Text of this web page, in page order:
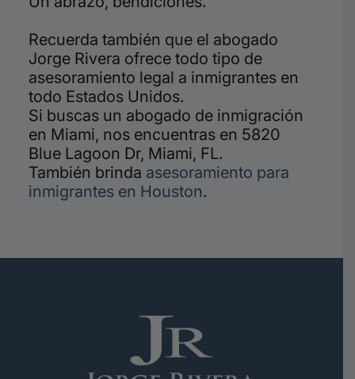
Recuerda también que el abogado
Jorge Rivera ofrece todo tipo de
asesoramiento legal a inmigrantes en
todo Estados Unidos.
Si buscas un abogado de inmigración
en Miami, nos encuentras en 5820
Blue Lagoon Dr, Miami, FL.
También brinda asesoramiento para
inmigrantes en Houston.